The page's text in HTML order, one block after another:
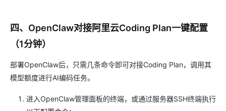
四、OpenClaw对接阿里云Coding Plan一键配置
（1分钟）
部署OpenClaw后，只需几条命令即可对接Coding Plan，调用其
模型额度进行AI编码任务。
进入OpenClaw管理面板的终端，或通过服务器SSH终端执行